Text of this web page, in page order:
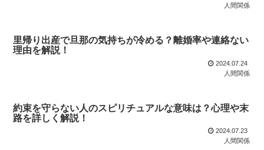
人間関係
里帰り出産で旦那の気持ちが冷める？離婚率や連絡ない
理由を解説！
2024.07.24
人間関係
約束を守らない人のスピリチュアルな意味は？心理や末
路を詳しく解説！
2024.07.23
人間関係